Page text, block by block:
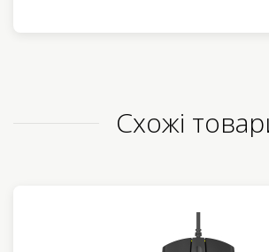
Схожі